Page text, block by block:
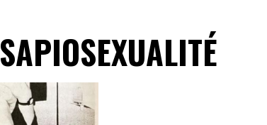
SAPIOSEXUALITÉ